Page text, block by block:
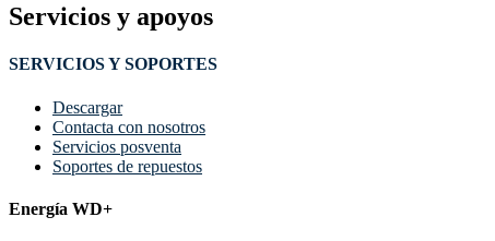
Servicios y apoyos
SERVICIOS Y SOPORTES
Descargar
Contacta con nosotros
Servicios posventa
Soportes de repuestos
Energía WD+